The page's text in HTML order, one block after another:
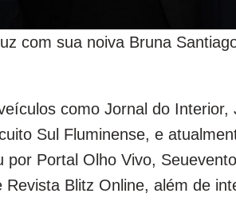
com sua noiva Bruna
como Jornal do Interior,
Sul Fluminense, e
Portal Olho Vivo,
Blitz Online, além de